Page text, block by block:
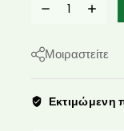
Μοιραστείτε
Εκτιμώμενη